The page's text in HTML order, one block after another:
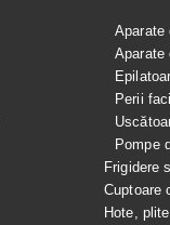
Aparate
Aparate
Perii
Pompe
Frigidere
Cuptoare
Hote,